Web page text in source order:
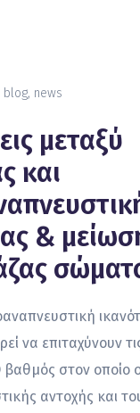
blog, news
μεταξύ
και
&
να επιταχύνουν
στον οποίο
αντοχής και